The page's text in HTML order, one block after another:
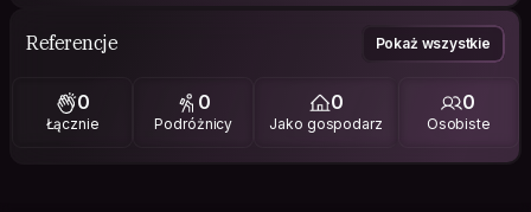
Referencje Pokaż wszystkie
0
Łącznie
0
Podróżnicy
0
Jako gospodarz
0
Osobiste